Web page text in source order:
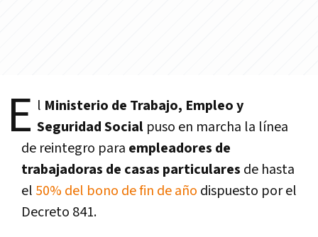
E l Ministerio de Trabajo, Empleo y
Seguridad Social puso en marcha la línea
de reintegro para empleadores de
trabajadoras de casas particulares de hasta
el 50% del bono de fin de año dispuesto por el
Decreto 841.